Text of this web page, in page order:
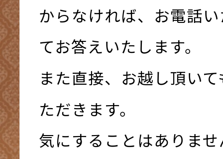
からなければ、お電話
てお答えいたします。
また直接、お越し頂い
ただきます。
気にすることはありま